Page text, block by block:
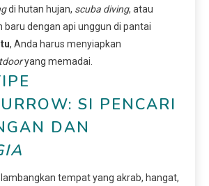
di hutan hujan, scuba diving, atau
baru dengan api unggun di pantai
, Anda harus menyiapkan
yang memadai.
SI PENCARI
DAN
tempat yang akrab, hangat,